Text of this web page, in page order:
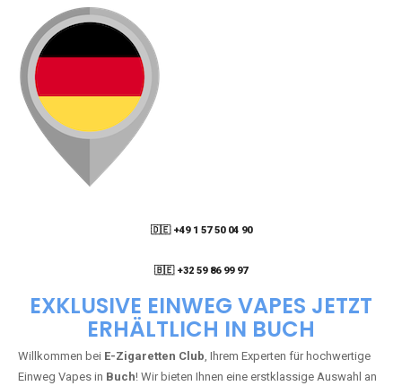
🇩🇪 +49 1 57 50 04 90
🇧🇪 +32 59 86 99 97
EXKLUSIVE EINWEG VAPES JETZT
ERHÄLTLICH IN BUCH
Willkommen bei E-Zigaretten Club, Ihrem Experten für hochwertige
Einweg Vapes in Buch! Wir bieten Ihnen eine erstklassige Auswahl an